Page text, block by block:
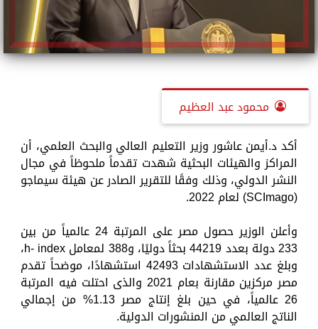
محمود عبد العظيم
أكد د.أيمن عاشور وزير التعليم العالي والبحث العلمي، أن
المراكز والهيئات البحثية شهدت تقدماً ملحوظاً في مجال
النشر الدولي، وذلك وفقًا للتقرير الصادر عن هيئة سيماجو
(SCImago) لعام 2022.
وأعلن الوزير حصول مصر على المرتبة 24 عالمياً من بين
233 دولة بعدد 44219 بحثاً دوليًا، و388 لمعامل h- index،
وبلغ عدد الاستشهادات 42493 استشهادًا، موضحاً تقدم
مصر مركزين مقارنة بعام 2021 والذى احتلت فيه المرتبة
26 عالمياً، في حين بلغ إنتاج مصر 1.13% من إجمالي
الناتج العالمي من المنشورات الدولية.